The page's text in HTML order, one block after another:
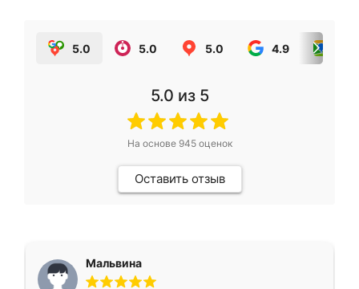
5.0 5.0 5.0 4.9
5.0 из 5
На основе 945оценок
Оставить отзыв
Мальвина